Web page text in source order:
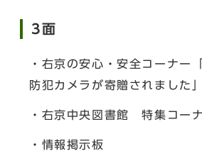
3面
・右京の安心・安全コーナー
防犯カメラが寄贈されました」
・右京中央図書館 特集コー
・情報掲示板